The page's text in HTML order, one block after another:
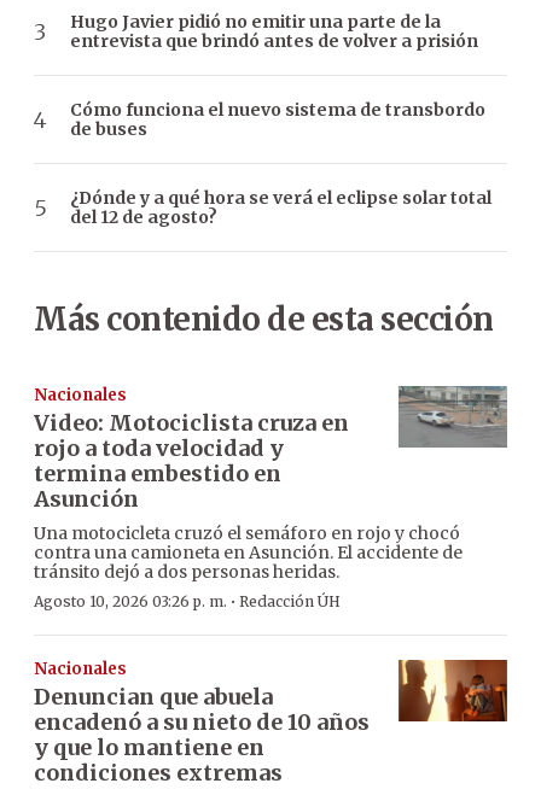
Hugo Javier pidió no emitir una parte de la
entrevista que brindó antes de volver a prisión
Cómo funciona el nuevo sistema de transbordo
de buses
¿Dónde y a qué hora se verá el eclipse solar total
del 12 de agosto?
Más contenido de esta sección
Nacionales
Video: Motociclista cruza en
rojo a toda velocidad y
termina embestido en
Asunción
Una motocicleta cruzó el semáforo en rojo y chocó
contra una camioneta en Asunción. El accidente de
tránsito dejó a dos personas heridas.
Agosto 10, 2026 03:26 p. m. · Redacción ÚH
Nacionales
Denuncian que abuela
encadenó a su nieto de 10 años
y que lo mantiene en
condiciones extremas